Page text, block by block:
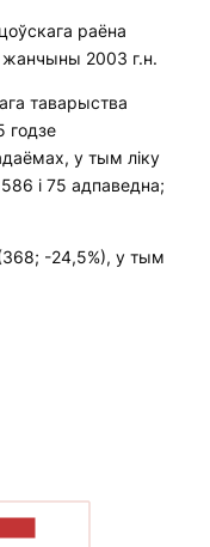
раёна
жанчыны 2003 г.н.
таварыства
годзе
у тым ліку
і 75 адпаведна;
-24,5%), у тым